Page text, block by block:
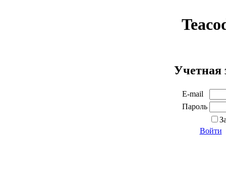
Учетная
E-mail
Пароль
Войти